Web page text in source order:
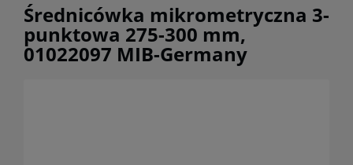
Średnicówka mikrometryczna 3-
punktowa 275-300 mm,
01022097 MIB-Germany